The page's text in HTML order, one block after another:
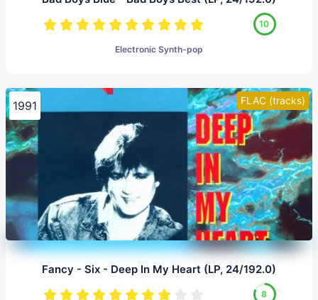
10
Electronic Synth-pop
FLAC (tracks)
1991
Fancy - Six - Deep In My Heart (LP, 24/192.0)
8